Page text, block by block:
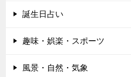
誕生日占い
趣味・娯楽・スポーツ
風景・自然・気象